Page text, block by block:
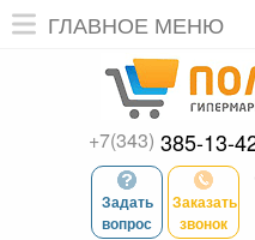
ГЛАВНОЕ МЕНЮ
+7(343) 385-13-
Задать
вопрос
Заказать
звонок